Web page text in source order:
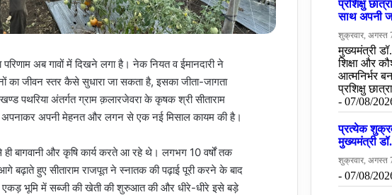
अब गावों में दिखने लगा है। नेक नियत व ईमानदारी ने
जीवन स्तर कैसे सुधारा जा सकता है, इसका जीता-जागता
पथरिया अंतर्गत ग्राम क़लारजेवरा के कृषक श्री सीताराम
अपनाकर अपनी मेहनत और लगन से एक नई मिसाल कायम की है।
बागवानी और कृषि कार्य करते आ रहे थे। लगभग 10 वर्षों तक
बढ़ाते हुए सीताराम राजपूत ने स्नातक की पढ़ाई पूरी करने के बाद
एकड़ भूमि में सब्जी की खेती की शुरुआत की और धीरे-धीरे इसे बड़े